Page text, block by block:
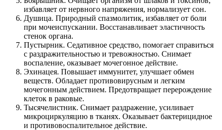
избавляет от нервного напряжения, нормализует сон.
Душица. Природный спазмолитик, избавляет от боли
при мочеиспускании. Восстанавливает эластичность
стенок органа.
Пустырник. Седативное средство, помогает справиться
с раздражительностью и тревожностью. Снимает
воспаление, оказывает мочегонное действие.
Эхинацея. Повышает иммунитет, улучшает обмен
веществ. Обладает противовирусным и легким
мочегонным действием. Предотвращает перерождение
клеток в раковые.
Тысячелистник. Снимает раздражение, усиливает
микроциркуляцию в тканях. Оказывает бактерицидное
и противовоспалительное действие.